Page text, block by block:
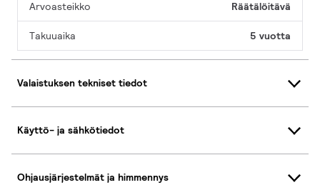
Arvoasteikko Räätälöitävä
Takuuaika 5 vuotta
Valaistuksen tekniset tiedot
Käyttö- ja sähkötiedot
Ohjausjärjestelmät ja himmennys